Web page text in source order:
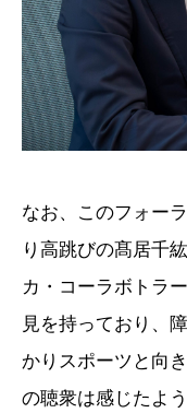
なお、このフォー
り高跳びの髙居千
カ・コーラボトラ
見を持っており、
かりスポーツと向
の聴衆は感じたよう